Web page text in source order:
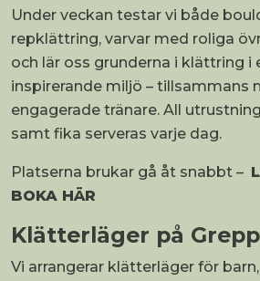
Under veckan testar vi både
repklättring, varvar med roliga
och lär oss grunderna i klättring i
inspirerande miljö – tillsammans
engagerade tränare. All
samt fika serveras varje dag.
Platserna brukar gå åt snabbt –
BOKA HÄR
Klätterläger på Grepp
Vi arrangerar klätterläger för